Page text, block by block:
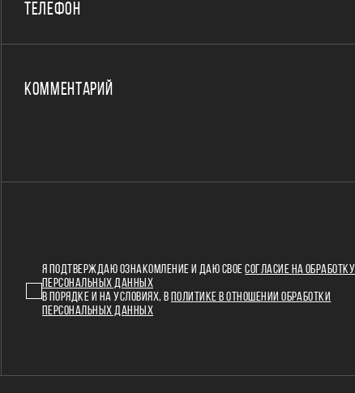
ТЕЛЕФОН
КОММЕНТАРИЙ
Я ПОДТВЕРЖДАЮ ОЗНАКОМЛЕНИЕ И ДАЮ СВОЕСОГЛАСИЕ НА ОБРАБОТКУ
ПЕРСОНАЛЬНЫХ ДАННЫХ
В ПОРЯДКЕ И НА УСЛОВИЯХ, В
ПОЛИТИКЕ В ОТНОШЕНИИ ОБРАБОТКИ
ПЕРСОНАЛЬНЫХ ДАННЫХ